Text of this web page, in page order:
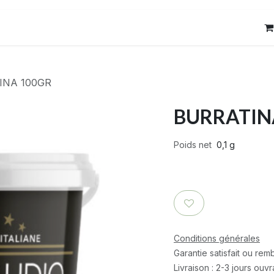
100GR
Poids net 0,1 g
Conditions générales
Garantie satisfait ou
Livraison : 2-3 jours